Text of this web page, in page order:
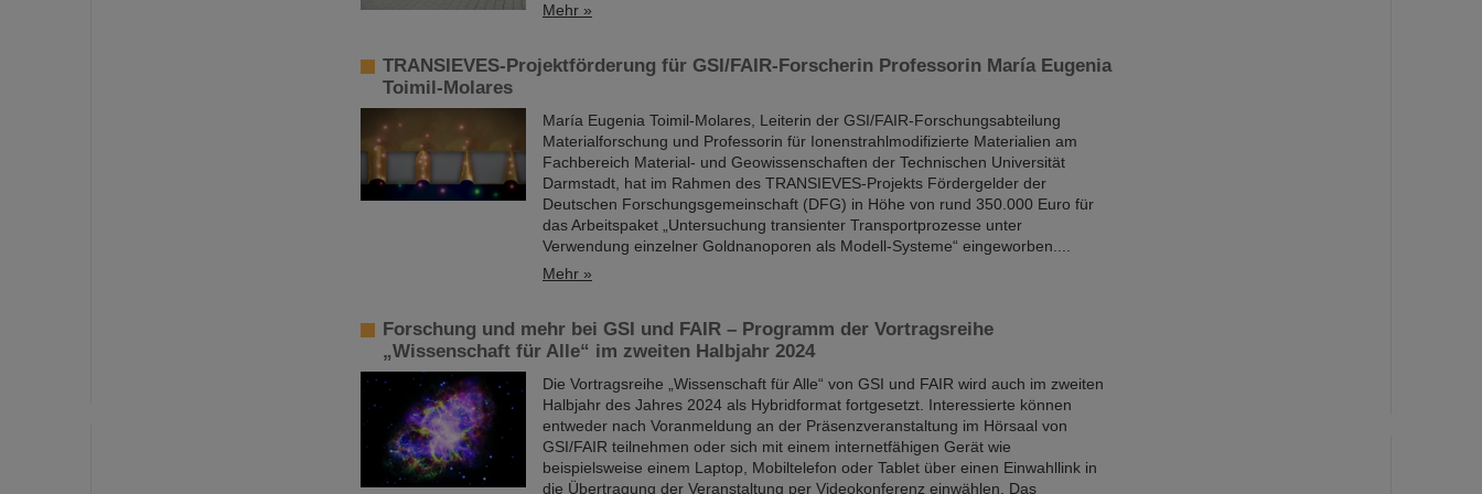
Mehr »
TRANSIEVES-Projektförderung für GSI/FAIR-Forscherin Professorin María Eugenia
Toimil-Molares
María Eugenia Toimil-Molares, Leiterin der GSI/FAIR-Forschungsabteilung
Materialforschung und Professorin für Ionenstrahlmodifizierte Materialien am
Fachbereich Material- und Geowissenschaften der Technischen Universität
Darmstadt, hat im Rahmen des TRANSIEVES-Projekts Fördergelder der
Deutschen Forschungsgemeinschaft (DFG) in Höhe von rund 350.000 Euro für
das Arbeitspaket „Untersuchung transienter Transportprozesse unter
Verwendung einzelner Goldnanoporen als Modell-Systeme“ eingeworben....
Mehr »
Forschung und mehr bei GSI und FAIR – Programm der Vortragsreihe
„Wissenschaft für Alle“ im zweiten Halbjahr 2024
Die Vortragsreihe „Wissenschaft für Alle“ von GSI und FAIR wird auch im zweiten
Halbjahr des Jahres 2024 als Hybridformat fortgesetzt. Interessierte können
entweder nach Voranmeldung an der Präsenzveranstaltung im Hörsaal von
GSI/FAIR teilnehmen oder sich mit einem internetfähigen Gerät wie
beispielsweise einem Laptop, Mobiltelefon oder Tablet über einen Einwahllink in
die Übertragung der Veranstaltung per Videokonferenz einwählen. Das